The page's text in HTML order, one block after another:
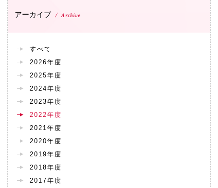
アーカイブ Archive
すべて
2026年度
2025年度
2024年度
2023年度
2022年度
2021年度
2020年度
2019年度
2018年度
2017年度